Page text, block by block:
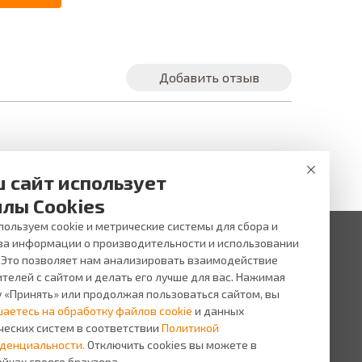
Добавить отзыв
при каких условиях не является публичной офертой,
услуг, пожалуйста, обращайтесь в салоны оптики ВИЖУ.
на прием
О компании
О
компании
сайт использует
Cookies
cookie и метрические системы для сбора и
информации о производительности и использовании
позволяет нам анализировать взаимодействие
с сайтом и делать его лучше для вас. Нажимая
«Принять» или продолжая пользоваться сайтом, вы
на обработку файлов cookie и данных
систем в соответствии Политикой
Отключить cookies вы можете в